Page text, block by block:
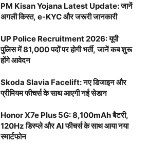
PM Kisan Yojana Latest Update: जानें
अगली किस्त, e-KYC और जरूरी जानकारी
UP Police Recruitment 2026: यूपी
पुलिस में 81,000 पदों पर होगी भर्ती, जानें कब शुरू
होंगे आवेदन
Skoda Slavia Facelift: नए डिजाइन और
प्रीमियम फीचर्स के साथ आएगी नई सेडान
Honor X7e Plus 5G: 8,100mAh बैटरी,
120Hz डिस्प्ले और AI फीचर्स के साथ आया नया
स्मार्टफोन